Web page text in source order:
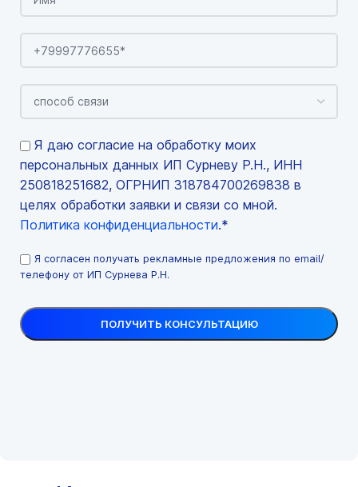
Я даю согласие на обработку моих
персональных данных ИП Сурневу Р.Н., ИНН
250818251682, ОГРНИП 318784700269838 в
целях обработки заявки и связи со мной.
Политика конфиденциальности.*
Я согласен получать рекламные предложения по email/
телефону от ИП Сурнева Р.Н.